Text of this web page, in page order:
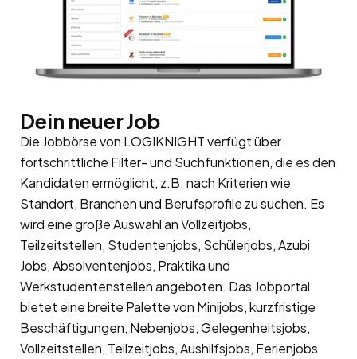
Dein neuer Job
Die Jobbörse von LOGIKNIGHT verfügt über
fortschrittliche Filter- und Suchfunktionen, die es den
Kandidaten ermöglicht, z.B. nach Kriterien wie
Standort, Branchen und Berufsprofile zu suchen. Es
wird eine große Auswahl an Vollzeitjobs,
Teilzeitstellen, Studentenjobs, Schülerjobs, Azubi
Jobs, Absolventenjobs, Praktika und
Werkstudentenstellen angeboten. Das Jobportal
bietet eine breite Palette von Minijobs, kurzfristige
Beschäftigungen, Nebenjobs, Gelegenheitsjobs,
Vollzeitstellen, Teilzeitjobs, Aushilfsjobs, Ferienjobs